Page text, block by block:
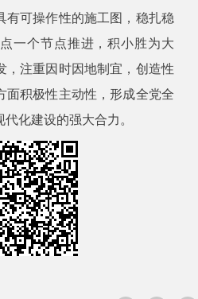
有可操作性的施工图，稳扎稳
一个节点推进，积小胜为大
，注重因时因地制宜，创造性
面积极性主动性，形成全党全
化建设的强大合力。